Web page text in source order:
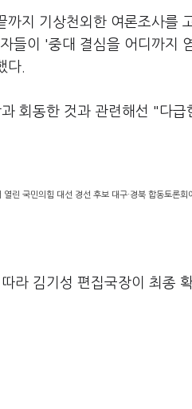
지 기상천외한 여론조사를
들이 '중대 결심을 어디까지
다.
회동한 것과 관련해선 "다
린 국민의힘 대선 경선 후보 대구·경북 합동토론
라 김기성 편집국장이 최종